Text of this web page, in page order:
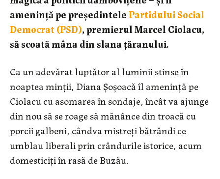
amenință pe președintelePartidului Social
Democrat (PSD), premierul Marcel Ciolacu,
să scoată mâna din slana țăranului.
Ca un adevărat luptător al luminii stinse în
noaptea minții, Diana Șoșoacă îl amenință pe
Ciolacu cu asomarea în sondaje, încât va ajunge
din nou să se roage să mănânce din troacă cu
porcii galbeni, cândva mistreți bătrândi ce
umblau liberali prin crândurile istorice, acum
domesticiți în rasă de Buzău.